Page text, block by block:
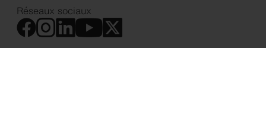
Réseaux sociaux